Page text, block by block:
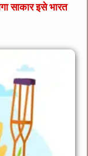
साकार इसे भारत